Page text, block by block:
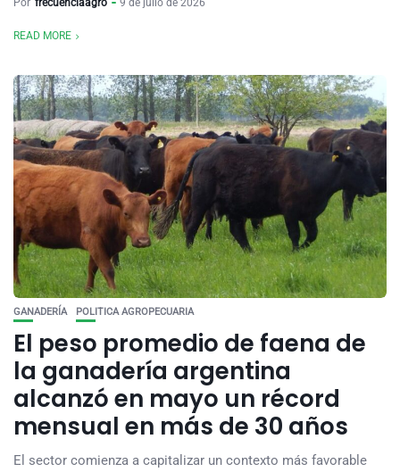
Por frecuenciaagro 9 de julio de 2026
READ MORE
GANADERÍA POLITICA AGROPECUARIA
El peso promedio de faena de
la ganadería argentina
alcanzó en mayo un récord
mensual en más de 30 años
El sector comienza a capitalizar un contexto más favorable